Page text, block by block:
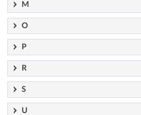
M
O
P
R
S
U